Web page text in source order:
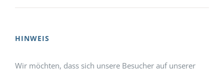
HINWEIS
Wir möchten, dass sich unsere Besucher auf unserer